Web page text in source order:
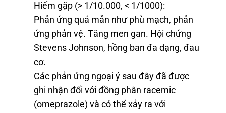
Hiếm gặp (> 1/10.000, < 1/1000):
Phản ứng quá mẫn như phù mạch, phản
ứng phản vệ. Tăng men gan. Hội chứng
Stevens Johnson, hồng ban đa dạng, đau
cơ.
Các phản ứng ngoại ý sau đây đã được
ghi nhận đối với đồng phân racemic
(omeprazole) và có thể xảy ra với